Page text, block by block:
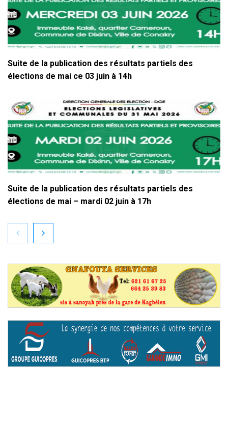
Suite de la publication des résultats partiels des
élections de mai ce 03 juin à 14h
Suite de la publication des résultats partiels des
élections de mai – mardi 02 juin à 17h